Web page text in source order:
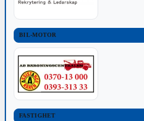
BIL-MOTOR
FASTIGHET